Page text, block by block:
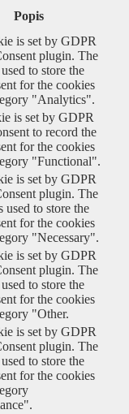
Popis
is set by GDPR
plugin. The
to store the
for the cookies
"Analytics".
is set by GDPR
to record the
for the cookies
"Functional".
is set by GDPR
plugin. The
used to store the
for the cookies
"Necessary".
is set by GDPR
plugin. The
to store the
for the cookies
"Other.
is set by GDPR
plugin. The
to store the
for the cookies